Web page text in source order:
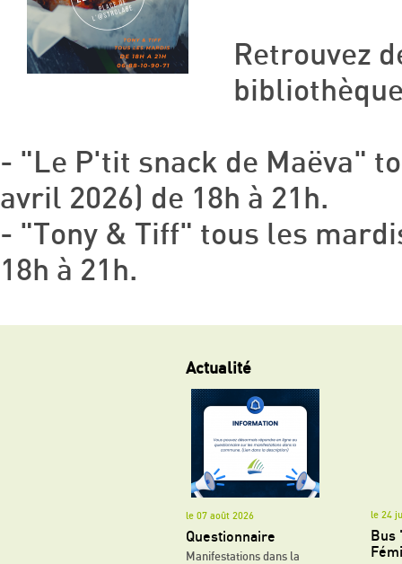
Retrouvez
- "Le P'tit snack de Maëva"
avril 2026) de 18h à 21h.
- "Tony & Tiff" tous les
18h à 21h.
Actualité
le 07 août 2026
Questionnaire
Manifestations dans la
le 24
Bus